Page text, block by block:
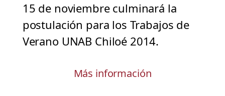
15 de noviembre culminará la
postulación para los Trabajos de
Verano UNAB Chiloé 2014.
Más información